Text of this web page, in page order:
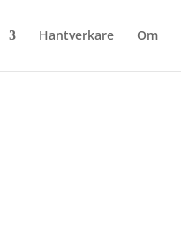
Hantverkare Om